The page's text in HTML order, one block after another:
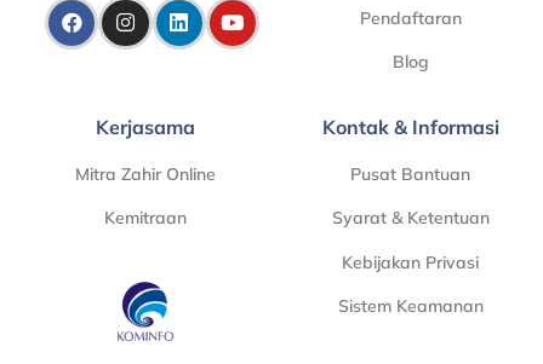
Pendaftaran
Blog
Kerjasama
Mitra Zahir Online
Kemitraan
Kontak & Informasi
Pusat Bantuan
Syarat & Ketentuan
Kebijakan Privasi
Sistem Keamanan